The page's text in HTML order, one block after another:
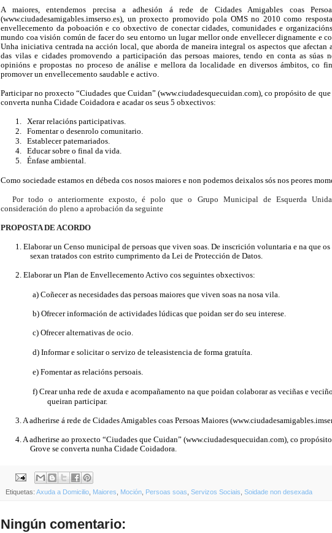
A maiores, entendemos precisa a adhesión á rede de Cidades Amigables coas
(www.ciudadesamigables.imserso.es), un proxecto promovido pola OMS no 2010 como
envellecemento da poboación e co obxectivo de conectar cidades, comunidades e
mundo coa visión común de facer do seu entorno un lugar mellor onde envellecer dignamente e
Unha iniciativa centrada na acción local, que aborda de maneira integral os aspectos que afectan
das vilas e cidades promovendo a participación das persoas maiores, tendo en conta as súas
opinións e propostas no proceso de análise e mellora da localidade en diversos ámbitos, co
promover un envellecemento saudable e activo.
Participar no proxecto “Ciudades que Cuidan” (www.ciudadesquecuidan.com), co propósito de que
converta nunha Cidade Coidadora e acadar os seus 5 obxectivos:
1.
Xerar relacións participativas.
2.
Fomentar o desenrolo comunitario.
3.
Establecer paternariados.
4.
Educar sobre o final da vida.
5.
Énfase ambiental.
Como sociedade estamos en débeda cos nosos maiores e non podemos deixalos sós nos peores
Por todo o anteriormente exposto, é polo que o Grupo Municipal de Esquerda
consideración do pleno a aprobación da seguinte
PROPOSTA DE ACORDO
1.Elaborar un Censo municipal de persoas que viven soas. De inscrición voluntaria e na que os
sexan tratados con estrito cumprimento da Lei de Protección de Datos.
2. Elaborar un Plan de Envellecemento Activo cos seguintes obxectivos:
a) Coñecer as necesidades das persoas maiores que viven soas na nosa vila.
b)Ofrecer información de actividades lúdicas que poidan ser do seu interese.
c) Ofrecer alternativas de ocio.
d) Informar e solicitar o servizo de teleasistencia de forma gratuíta.
e) Fomentar as relacións persoais.
f) Crear unha rede de axuda e acompañamento na que poidan colaborar as veciñas e
queiran participar.
3. A adherirse á rede de Cidades Amigables coas Persoas Maiores (
4. A adherirse ao proxecto “Ciudades que Cuidan” (www.ciudadesquecuidan.com), co
Grove se converta nunha Cidade Coidadora.
Etiquetas: Axuda a Domicilio Maiores Moción Persoas soas Servizos Sociais Soidade non desexada
Ningún comentario: